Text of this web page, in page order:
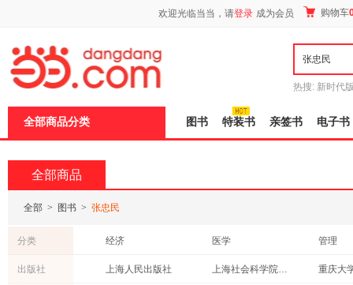
欢迎光临当当，请登录 成为会员 购物车
热搜: 新时代
全部商品分类 图书 特装书 亲签书 电子书
全部商品
全部 > 图书 > 张忠民
分类 经济 医学
管理
历史
青春文学
工业技
出版社 上海人民出版社 上海社会科学院出版社
重庆大
页
加